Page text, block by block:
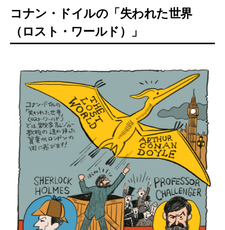
コナン・ドイルの「失われた世界
（ロスト・ワールド）」